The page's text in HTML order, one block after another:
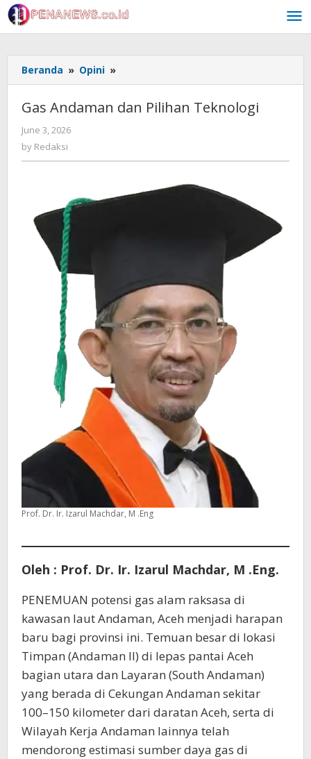
Skip
to
content
Beranda » Opini »
Andaman
Pilihan
Gas Andaman dan Pilihan Teknologi
June 3, 2026
by Redaksi
Prof. Dr. Ir. Izarul Machdar, M .Eng
Oleh : Prof. Dr. Ir. Izarul Machdar, M .Eng.
PENEMUAN potensi gas alam raksasa di
kawasan laut Andaman, Aceh menjadi harapan
baru bagi provinsi ini. Temuan besar di lokasi
Timpan (Andaman II) di lepas pantai Aceh
bagian utara dan Layaran (South Andaman)
yang berada di Cekungan Andaman sekitar
100–150 kilometer dari daratan Aceh, serta di
Wilayah Kerja Andaman lainnya telah
mendorong estimasi sumber daya gas di